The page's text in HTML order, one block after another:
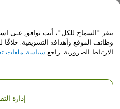
مركز المساعدة / اتصل بنا
حقوق النشر © شركة فياجوجو المحدودة 2026
بنقر "السماح للكل"، أنت توافق على
وظائف الموقع وأهدافه التسويقية.
الارتباط الضرورية. راجع سياسة ملفات
إدارة